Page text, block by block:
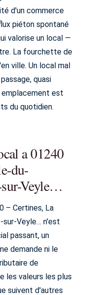
d'un commerce
piéton spontané
valorise un local —
La fourchette de
ville. Un local mal
quasi
est
du quotidien.
a 01240
du-
Veyle…
– Certines, La
sur-Veyle… n'est
passant, un
demande ni le
de
les valeurs les plus
suivent d'autres